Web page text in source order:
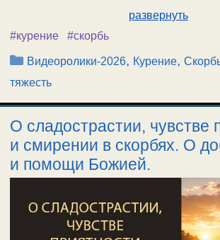
развернуть
#курение
#скорбь
Рубрики
Видеоролики-2026, Курение,
тяжесть
О сладострастии, чувстве
и смирении в скорбях. О
и помощи Божией.